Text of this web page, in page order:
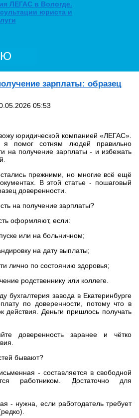
зарплаты: образец
05:53
юридической компанией «ЛЕГАС».
помог сотням людей правильно
на получение зарплаты - и избежать
прежними, но многие всё ещё
В этой статье - пошаговый
доверенности.
на получение зарплаты?
оформляют, если:
или на больничном;
на дату выплаты;
по состоянию здоровья;
родственнику или коллеге.
бухгалтерия завода в Екатеринбурге
по доверенности, потому что в
действия. Деньги пришлось получать
доверенность заранее и чётко
бывают?
- составляется в свободной
работником. Достаточно для
если работодатель требует